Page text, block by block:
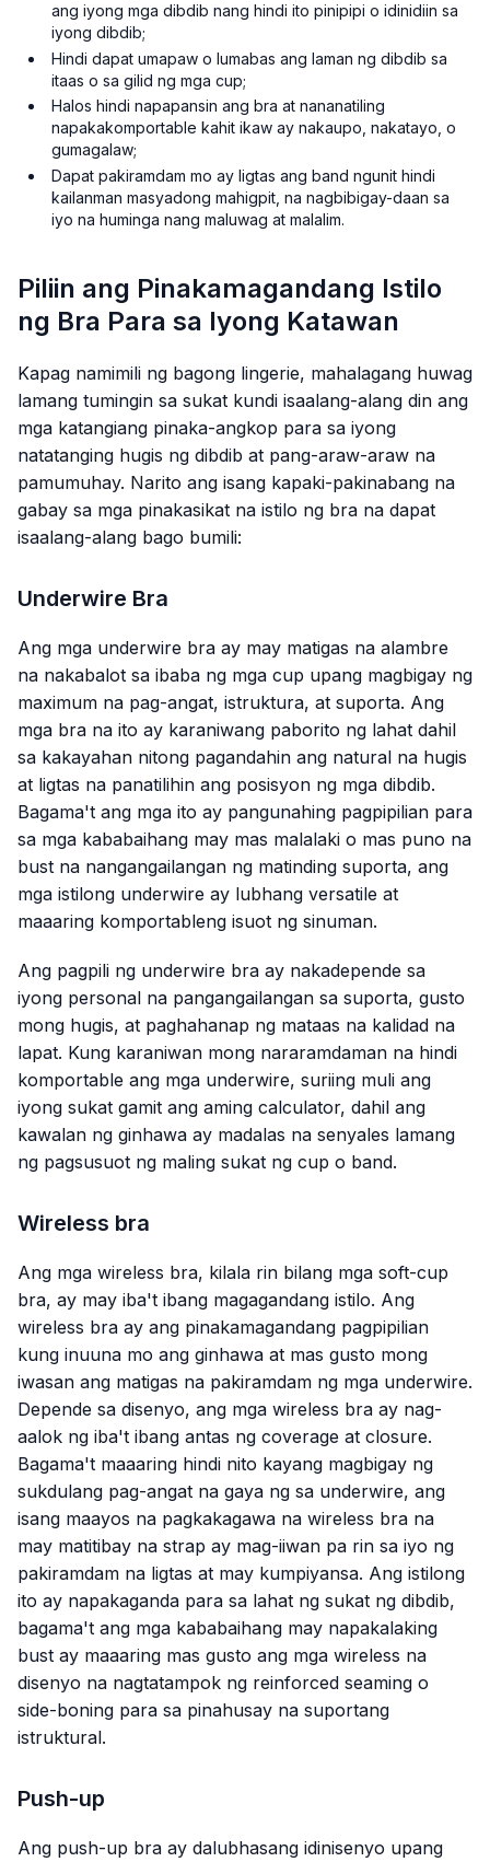
ang iyong mga dibdib nang hindi ito pinipipi o idinidiin sa
iyong dibdib;
Hindi dapat umapaw o lumabas ang laman ng dibdib sa
itaas o sa gilid ng mga cup;
Halos hindi napapansin ang bra at nananatiling
napakakomportable kahit ikaw ay nakaupo, nakatayo, o
gumagalaw;
Dapat pakiramdam mo ay ligtas ang band ngunit hindi
kailanman masyadong mahigpit, na nagbibigay-daan sa
iyo na huminga nang maluwag at malalim.
Piliin ang Pinakamagandang Istilo
ng Bra Para sa Iyong Katawan
Kapag namimili ng bagong lingerie, mahalagang huwag
lamang tumingin sa sukat kundi isaalang-alang din ang
mga katangiang pinaka-angkop para sa iyong
natatanging hugis ng dibdib at pang-araw-araw na
pamumuhay. Narito ang isang kapaki-pakinabang na
gabay sa mga pinakasikat na istilo ng bra na dapat
isaalang-alang bago bumili:
Underwire Bra
Ang mga underwire bra ay may matigas na alambre
na nakabalot sa ibaba ng mga cup upang magbigay ng
maximum na pag-angat, istruktura, at suporta. Ang
mga bra na ito ay karaniwang paborito ng lahat dahil
sa kakayahan nitong pagandahin ang natural na hugis
at ligtas na panatilihin ang posisyon ng mga dibdib.
Bagama't ang mga ito ay pangunahing pagpipilian para
sa mga kababaihang may mas malalaki o mas puno na
bust na nangangailangan ng matinding suporta, ang
mga istilong underwire ay lubhang versatile at
maaaring komportableng isuot ng sinuman.
Ang pagpili ng underwire bra ay nakadepende sa
iyong personal na pangangailangan sa suporta, gusto
mong hugis, at paghahanap ng mataas na kalidad na
lapat. Kung karaniwan mong nararamdaman na hindi
komportable ang mga underwire, suriing muli ang
iyong sukat gamit ang aming calculator, dahil ang
kawalan ng ginhawa ay madalas na senyales lamang
ng pagsusuot ng maling sukat ng cup o band.
Wireless bra
Ang mga wireless bra, kilala rin bilang mga soft-cup
bra, ay may iba't ibang magagandang istilo. Ang
wireless bra ay ang pinakamagandang pagpipilian
kung inuuna mo ang ginhawa at mas gusto mong
iwasan ang matigas na pakiramdam ng mga underwire.
Depende sa disenyo, ang mga wireless bra ay nag-
aalok ng iba't ibang antas ng coverage at closure.
Bagama't maaaring hindi nito kayang magbigay ng
sukdulang pag-angat na gaya ng sa underwire, ang
isang maayos na pagkakagawa na wireless bra na
may matitibay na strap ay mag-iiwan pa rin sa iyo ng
pakiramdam na ligtas at may kumpiyansa. Ang istilong
ito ay napakaganda para sa lahat ng sukat ng dibdib,
bagama't ang mga kababaihang may napakalaking
bust ay maaaring mas gusto ang mga wireless na
disenyo na nagtatampok ng reinforced seaming o
side-boning para sa pinahusay na suportang
istruktural.
Push-up
Ang push-up bra ay dalubhasang idinisenyo upang